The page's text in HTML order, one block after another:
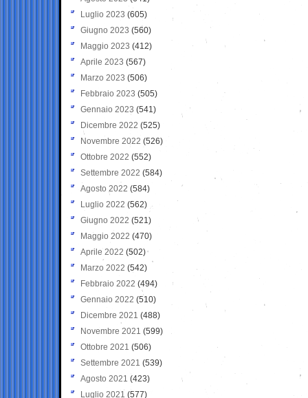
Luglio 2023 (605)
Giugno 2023 (560)
Maggio 2023 (412)
Aprile 2023 (567)
Marzo 2023 (506)
Febbraio 2023 (505)
Gennaio 2023 (541)
Dicembre 2022 (525)
Novembre 2022 (526)
Ottobre 2022 (552)
Settembre 2022 (584)
Agosto 2022 (584)
Luglio 2022 (562)
Giugno 2022 (521)
Maggio 2022 (470)
Aprile 2022 (502)
Marzo 2022 (542)
Febbraio 2022 (494)
Gennaio 2022 (510)
Dicembre 2021 (488)
Novembre 2021 (599)
Ottobre 2021 (506)
Settembre 2021 (539)
Agosto 2021 (423)
Luglio 2021 (577)